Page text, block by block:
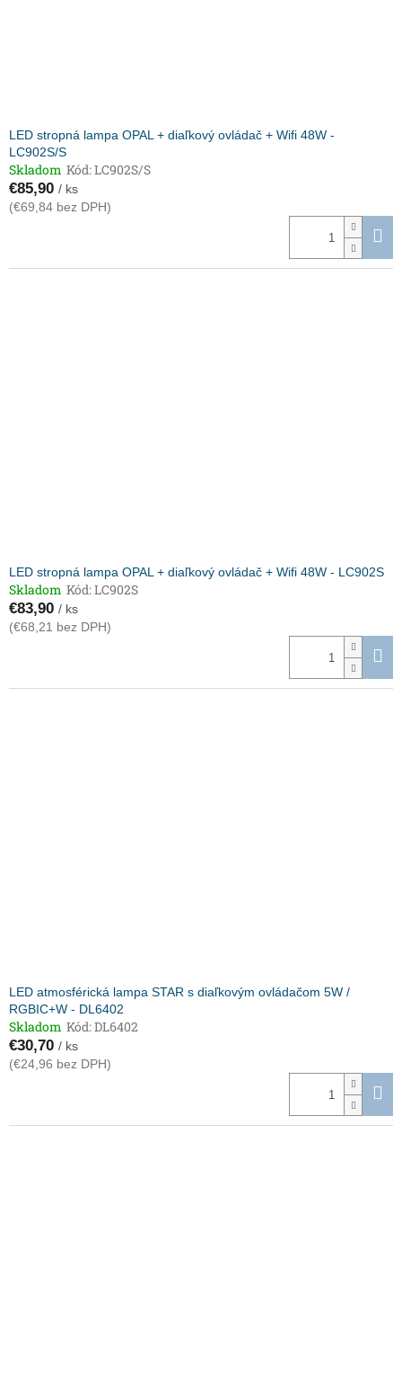
LED stropná lampa OPAL + diaľkový ovládač + Wifi 48W -
LC902S/S
Skladom Kód:LC902S/S
€85,90 / ks
(€69,84 bez DPH)
LED stropná lampa OPAL + diaľkový ovládač + Wifi 48W - LC902S
Skladom Kód:LC902S
€83,90 / ks
(€68,21 bez DPH)
LED atmosférická lampa STAR s diaľkovým ovládačom 5W /
RGBIC+W - DL6402
Skladom Kód:DL6402
€30,70 / ks
(€24,96 bez DPH)